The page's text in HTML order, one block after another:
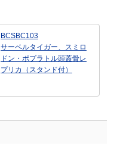
BCSBC103
サーベルタイガー、スミロ
ドン・ポプラトル頭蓋骨レ
プリカ（スタンド付）